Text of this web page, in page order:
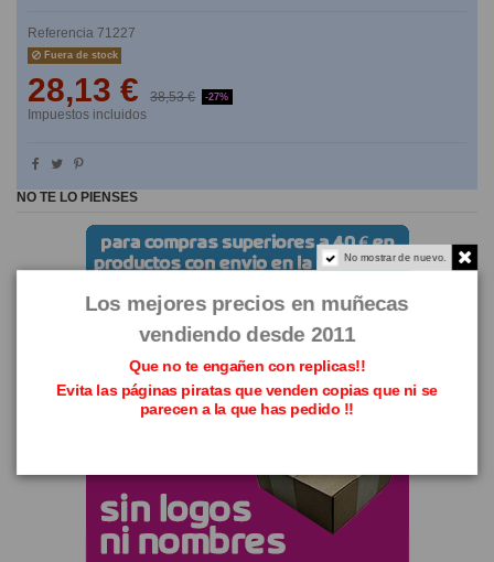
Referencia 71227
Fuera de stock
28,13 € 38,53 € -27%
Impuestos incluidos
NO TE LO PIENSES
No mostrar de nuevo.
Los mejores precios en muñecas
vendiendo desde 2011
Que no te engañen con replicas!!
Evita las páginas piratas que venden copias que ni se
parecen a la que has pedido !!